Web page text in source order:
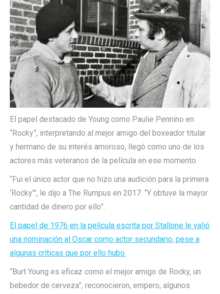
El papel destacado de Young como Paulie Pennino en
“Rocky”, interpretando al mejor amigo del boxeador titular
y hermano de su interés amoroso, llegó como uno de los
actores más veteranos de la película en ese momento.
“Fui el único actor que no hizo una audición para la primera
‘Rocky'”, le dijo a The Rumpus en 2017. “Y obtuve la mayor
cantidad de dinero por ello”.
El papel de 1976 en la película escrita por Stallone le valió
una nominación al Oscar como actor secundario, pese a
algunas críticas que por ello hubo.
“Burt Young es eficaz como el mejor amigo de Rocky, un
bebedor de cerveza”, reconocieron, empero, algunos